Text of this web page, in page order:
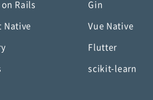
on Rails Gin
Native Vue Native
Flutter
scikit-learn